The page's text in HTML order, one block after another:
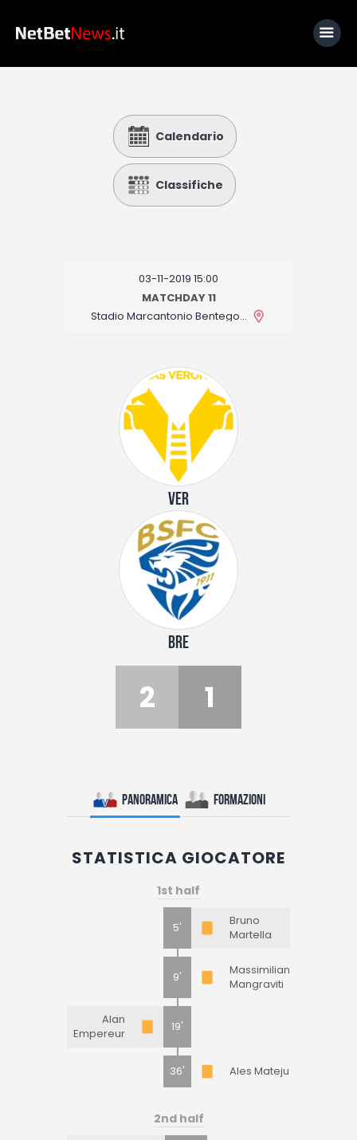
Calcio
Basket
Fantacalcio
I consigli di Giulia
Calendario
Classifiche
03-11-2019 15:00
MATCHDAY 11
Stadio Marcantonio Bentegodi
VER
BRE
2 1
Panoramica Formazioni
STATISTICA GIOCATORE
1st half
5'
Bruno
Martella
9'
Massimiliano
Mangraviti
Alan
Empereur
19'
36' Ales Mateju
2nd half